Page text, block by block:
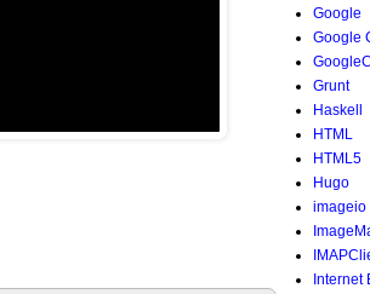
Google
Google
Grunt
Haskell
HTML
HTML5
Hugo
imageio
Internet